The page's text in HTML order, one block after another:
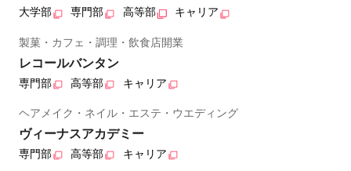
大学部 専門部 高等部 キャリア
製菓・カフェ・調理・飲食店開業
レコールバンタン
専門部 高等部 キャリア
ヘアメイク・ネイル・エステ・ウエディング
ヴィーナスアカデミー
専門部 高等部 キャリア